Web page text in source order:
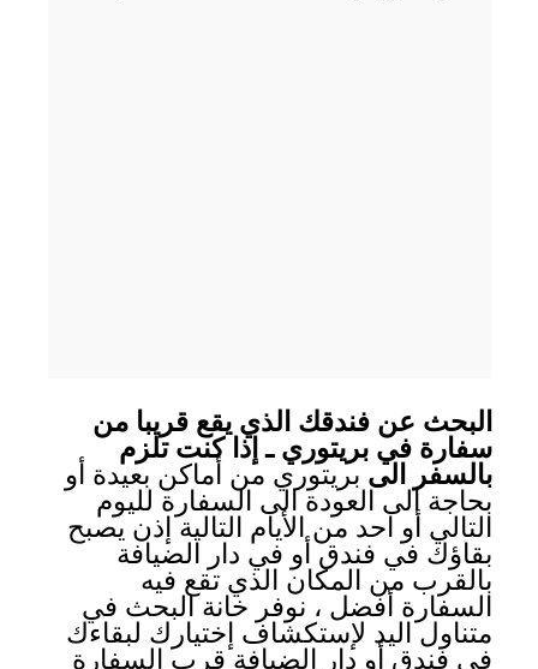
البحث عن فندقك الذي يقع قريبا من
سفارة في بريتوري ـ إذا كنت تلزم
بالسفر الى بريتوري من أماكن بعيدة أو
بحاجة الى العودة الى السفارة لليوم
التالي أو احد من الأيام التالية إذن يصبح
بقاؤك في فندق أو في دار الضيافة
بالقرب من المكان الذي تقع فيه
السفارة أفضل ، نوفر خانة البحث في
متناول اليد لإستكشاف إختيارك لبقاءك
في فندق أو دار الضيافة قرب السفارة